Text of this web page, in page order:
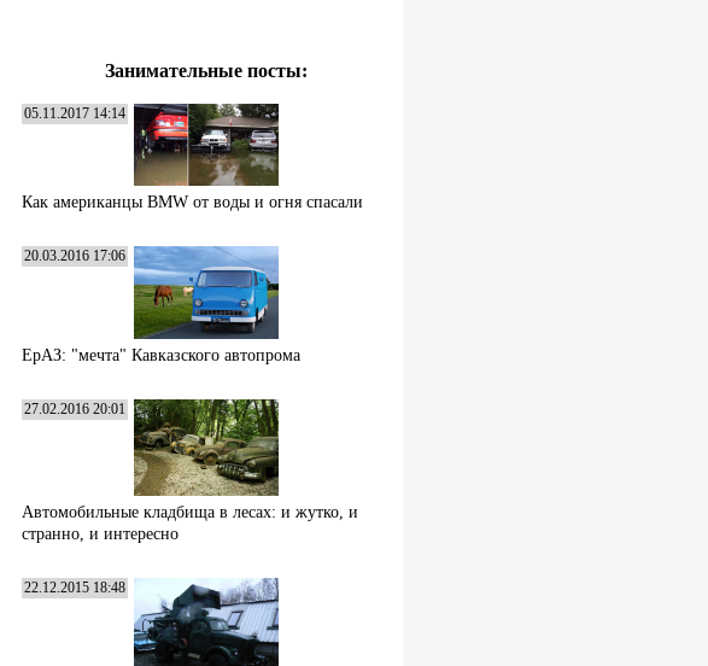
Занимательные посты:
05.11.2017 14:14
Как американцы BMW от воды и огня спасали
20.03.2016 17:06
ЕрАЗ: "мечта" Кавказского автопрома
27.02.2016 20:01
Автомобильные кладбища в лесах: и жутко, и
странно, и интересно
22.12.2015 18:48